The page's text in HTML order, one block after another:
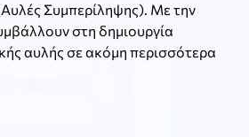
Συμπερίληψης). Με την
στη δημιουργία
αυλής σε ακόμη περισσότερα